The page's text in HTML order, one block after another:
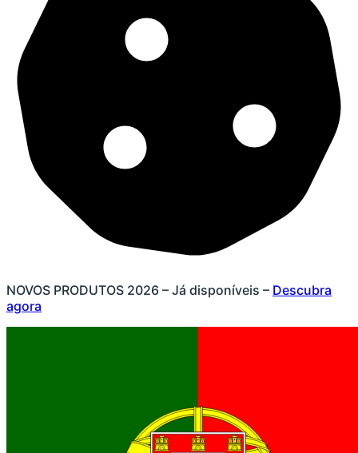
NOVOS PRODUTOS 2026 – Já disponíveis – Descubra
agora